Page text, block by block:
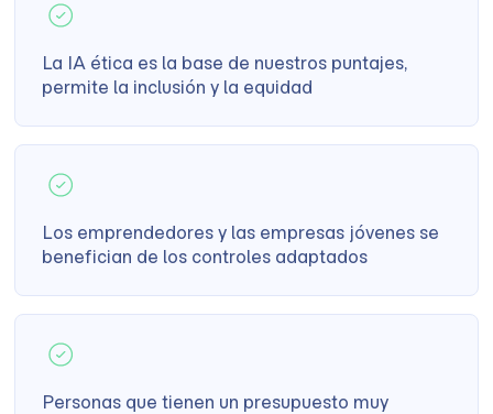
La IA ética es la base de nuestros puntajes,
permite la inclusión y la equidad
Los emprendedores y las empresas jóvenes se
benefician de los controles adaptados
Personas que tienen un presupuesto muy